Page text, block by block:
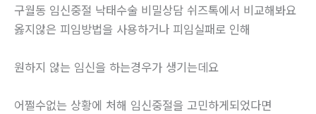
구월동 임신중절 낙태수술 비밀상담 쉬즈톡에서 비교해봐요
옳지않은 피임방법을 사용하거나 피임실패로 인해
원하지 않는 임신을 하는경우가 생기는데요
어쩔수없는 상황에 처해 임신중절을 고민하게되었다면